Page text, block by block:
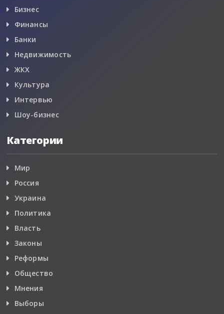
Бизнес
Финансы
Банки
Недвижимость
ЖКХ
Культура
Интервью
Шоу-бизнес
Категории
Мир
Россия
Украина
Политика
Власть
Законы
Реформы
Общество
Мнения
Выборы